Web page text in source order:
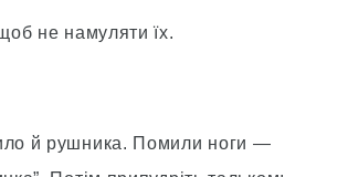
не намуляти їх.
й рушника. Помили ноги —